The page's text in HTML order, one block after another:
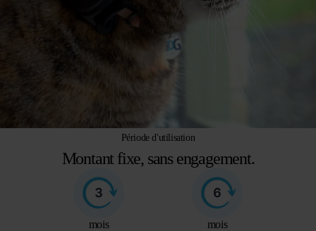
Période d'utilisation
Montant fixe, sans engagement.
mois mois